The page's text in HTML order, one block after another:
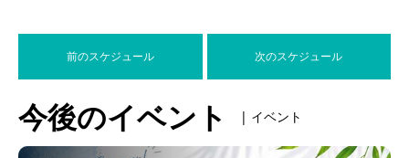
前のスケジュール 次のスケジュール
今後のイベント | イベント